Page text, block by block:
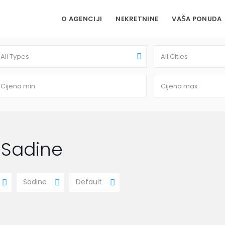
O AGENCIJI NEKRETNINE VAŠA PONUDA
All Types All Cities
Sadine Default